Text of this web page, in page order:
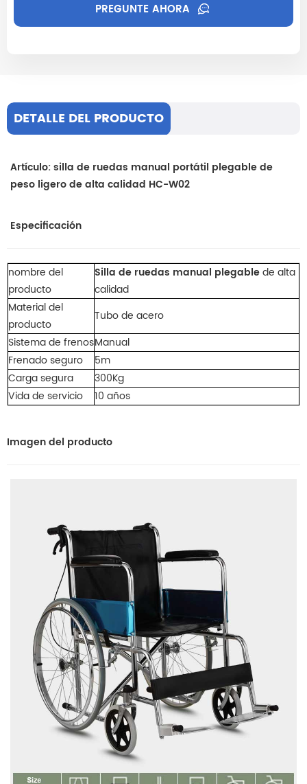
PREGUNTE AHORA
DETALLE DEL PRODUCTO
Artículo: silla de ruedas manual portátil plegable de
peso ligero de alta calidad HC-W02
Especificación
nombre del
producto
Silla de ruedas manual plegablede alta
calidad
Material del
producto
Tubo de acero
Sistema de frenosManual
Frenado seguro
5m
Carga segura
300Kg
Vida de servicio
10 años
Imagen del producto